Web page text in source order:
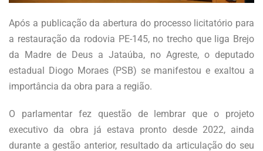
Após a publicação da abertura do processo licitatório para
a restauração da rodovia PE-145, no trecho que liga Brejo
da Madre de Deus a Jataúba, no Agreste, o deputado
estadual Diogo Moraes (PSB) se manifestou e exaltou a
importância da obra para a região.
O parlamentar fez questão de lembrar que o projeto
executivo da obra já estava pronto desde 2022, ainda
durante a gestão anterior, resultado da articulação do seu